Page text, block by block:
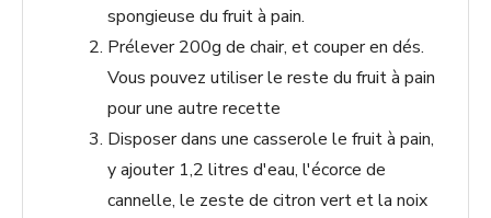
spongieuse du fruit à pain.
Prélever 200g de chair, et couper en dés.
Vous pouvez utiliser le reste du fruit à pain
pour une autre recette
Disposer dans une casserole le fruit à pain,
y ajouter 1,2 litres d'eau, l'écorce de
cannelle, le zeste de citron vert et la noix